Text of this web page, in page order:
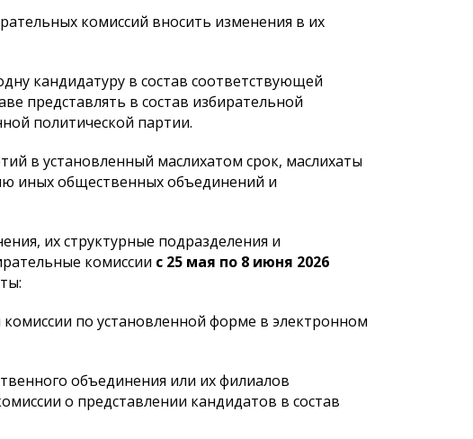
бюджетной
К сведению населения города
Астаны!
комиссий вносить изменения в их
кандидатуру в состав соответствующей
представлять в состав избирательной
политической партии.
в установленный маслихатом срок, маслихаты
иных общественных объединений и
их структурные подразделения и
комиссии с 25 мая по 8 июня 2026
комиссии по установленной форме в электронном
объединения или их филиалов
о представлении кандидатов в состав